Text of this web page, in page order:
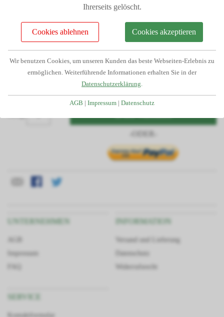
hre Vorteile bei Prikker-Carports
Fachberatung: 04954 94850
Verkauf vom Hersteller
Produziert in Deutschland
Bequemer Online-Kauf
Bundesweite Lieferung
Individuelle Planung Ihres Projektes
Telefonservice durch unser geschultes Fachpersonal
Großes Lager dadurch kurze Lieferzeiten
Statiken und Skizzen bei Bedarf verfügbar
Mehr Vorteileanzeigen
UNTERNEHMEN
Impressum
INFORMATION
Versand und Lieferung
Datenschutz
Widerrufsrecht
Kontaktformular
Ihrerseits gelöscht.
Cookies ablehnen Cookies akzeptieren
Wir benutzen Cookies, um unseren Kunden das beste Webseiten-Erlebnis zu
ermöglichen. Weiterführende Informationen erhalten Sie in der
Datenschutzerklärung.
AGB Impressum Datenschutz